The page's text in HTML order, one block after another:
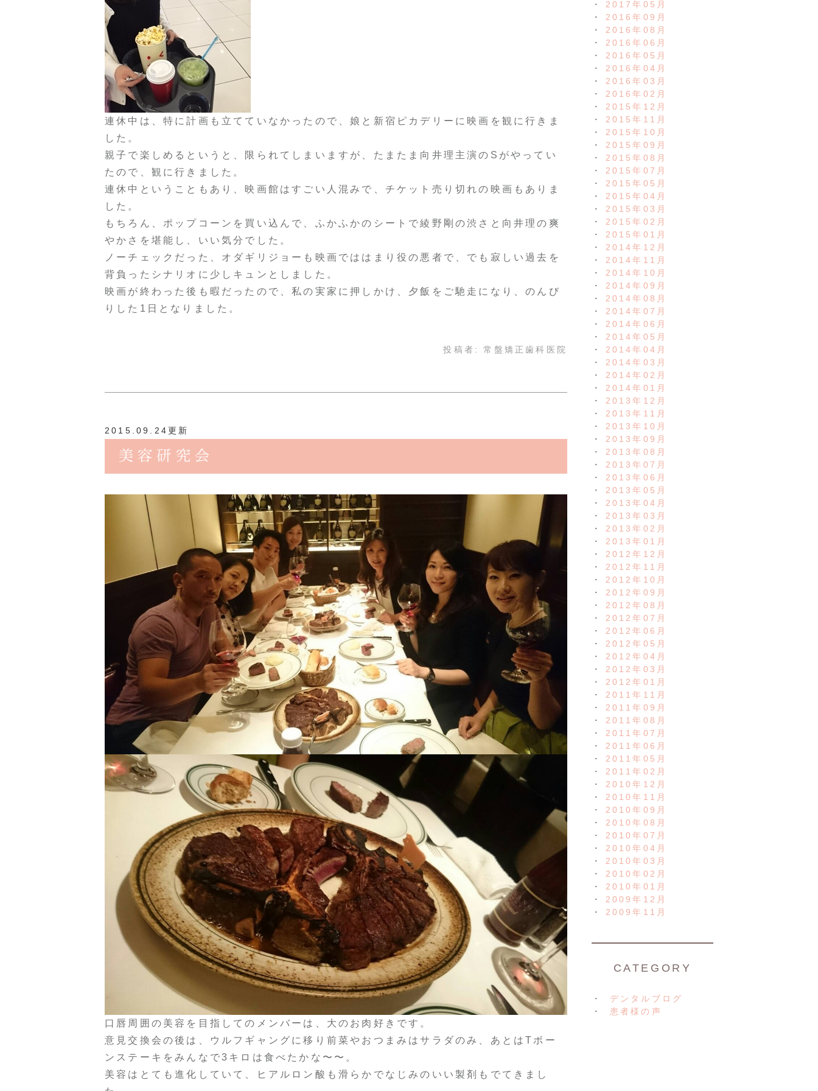
連休中は、特に計画も立てていなかったので、娘と新宿ピカデリーに映画を観に行きま
した。
親子で楽しめるというと、限られてしまいますが、たまたま向井理主演のSがやってい
たので、観に行きました。
連休中ということもあり、映画館はすごい人混みで、チケット売り切れの映画もありま
した。
もちろん、ポップコーンを買い込んで、ふかふかのシートで綾野剛の渋さと向井理の爽
やかさを堪能し、いい気分でした。
ノーチェックだった、オダギリジョーも映画でははまり役の悪者で、でも寂しい過去を
背負ったシナリオに少しキュンとしました。
映画が終わった後も暇だったので、私の実家に押しかけ、夕飯をご馳走になり、のんび
りした1日となりました。
投稿者:常盤矯正歯科医院
2015.09.24更新
美容研究会
口唇周囲の美容を目指してのメンバーは、大のお肉好きです。
意見交換会の後は、ウルフギャングに移り前菜やおつまみはサラダのみ、あとはTボー
ンステーキをみんなで3キロは食べたかな〜〜。
美容はとても進化していて、ヒアルロン酸も滑らかでなじみのいい製剤もでてきまし
2017年05月
2016年09月
2016年08月
2016年06月
2016年05月
2016年04月
2016年03月
2016年02月
2015年12月
2015年11月
2015年10月
2015年09月
2015年08月
2015年07月
2015年05月
2015年04月
2015年03月
2015年02月
2015年01月
2014年12月
2014年11月
2014年10月
2014年09月
2014年08月
2014年07月
2014年06月
2014年05月
2014年04月
2014年03月
2014年02月
2014年01月
2013年12月
2013年11月
2013年10月
2013年09月
2013年08月
2013年07月
2013年06月
2013年05月
2013年04月
2013年03月
2013年02月
2013年01月
2012年12月
2012年11月
2012年10月
2012年09月
2012年08月
2012年07月
2012年06月
2012年05月
2012年04月
2012年03月
2012年01月
2011年11月
2011年09月
2011年08月
2011年07月
2011年06月
2011年05月
2011年02月
2010年12月
2010年11月
2010年09月
2010年08月
2010年07月
2010年04月
2010年03月
2010年02月
2010年01月
2009年12月
2009年11月
CATEGORY
デンタルブログ
患者様の声